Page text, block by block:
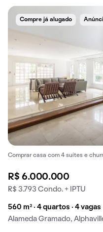
Compre já alugado
Comprar casa com 4 suítes e
R$ 6.000.000
R$ 3.793 Condo. + IPTU
560 m² · 4 quartos · 4 vagas
Alameda Gramado,